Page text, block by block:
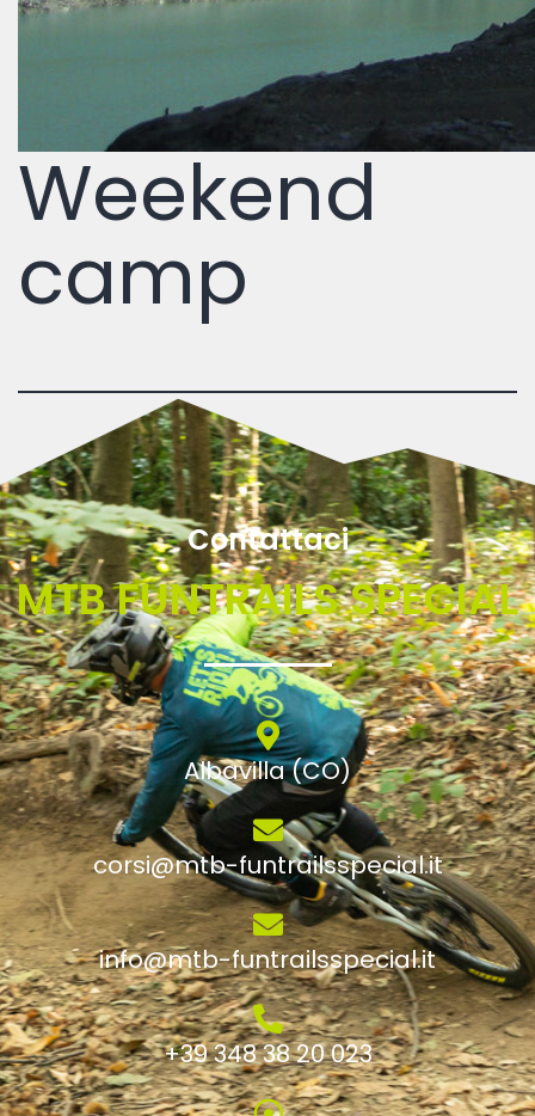
Weekend
camp
Contattaci
MTB FUNTRAILS SPECIAL
Albavilla (CO)
corsi@mtb-funtrailsspecial.it
info@mtb-funtrailsspecial.it
+39 348 38 20 023